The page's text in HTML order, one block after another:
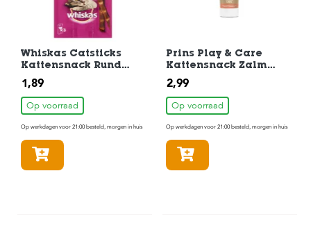
Whiskas Catsticks
Kattensnack Rund
18gr
1,89
Op voorraad
Op werkdagen voor 21:00 besteld, morgen in huis
Prins Play & Care
Kattensnack Zalm
75gr
2,99
Op voorraad
Op werkdagen voor 21:00 besteld, morgen in huis